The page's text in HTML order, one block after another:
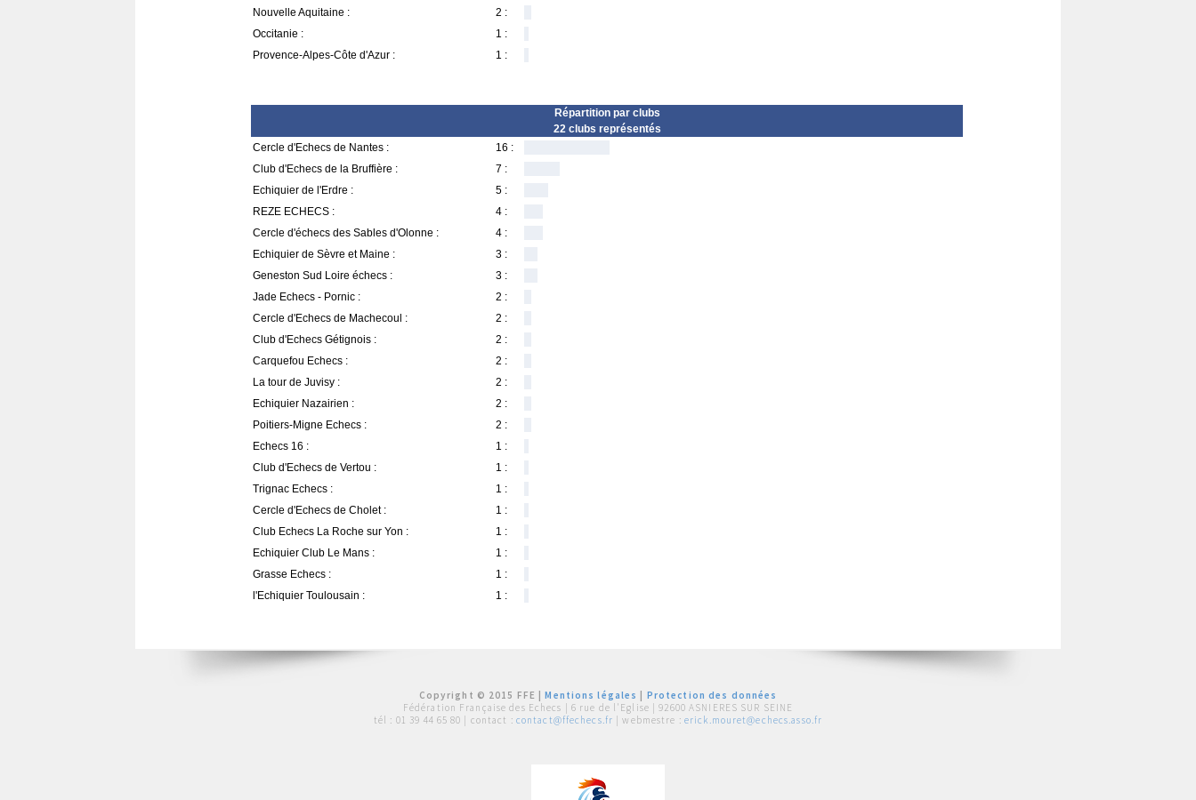
Nouvelle Aquitaine :
2 :
Occitanie :
1 :
Provence-Alpes-Côte d'Azur :
1 :
Répartition par clubs
22 clubs représentés
Cercle d'Echecs de Nantes :
16 :
Club d'Echecs de la Bruffière :
7 :
Echiquier de l'Erdre :
5 :
REZE ECHECS :
4 :
Cercle d'échecs des Sables d'Olonne :
4 :
Echiquier de Sèvre et Maine :
3 :
Geneston Sud Loire échecs :
3 :
Jade Echecs - Pornic :
2 :
Cercle d'Echecs de Machecoul :
2 :
Club d'Echecs Gétignois :
2 :
Carquefou Echecs :
2 :
La tour de Juvisy :
2 :
Echiquier Nazairien :
2 :
Poitiers-Migne Echecs :
2 :
Echecs 16 :
1 :
Club d'Echecs de Vertou :
1 :
Trignac Echecs :
1 :
Cercle d'Echecs de Cholet :
1 :
Club Echecs La Roche sur Yon :
1 :
Echiquier Club Le Mans :
1 :
Grasse Echecs :
1 :
l'Echiquier Toulousain :
1 :
Copyright © 2015 FFE |Mentions légales
Protection des données
Fédération Française des Echecs | 6 rue de l'Eglise | 92600 ASNIERES SUR SEINE
tél : 01 39 44 65 80 | contact : contact@ffechecs.fr | webmestre : erick.mouret@echecs.asso.fr